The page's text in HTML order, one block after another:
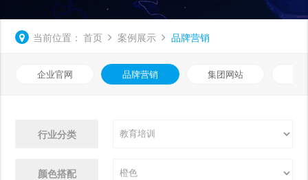
当前位置： 首页 案例展示 品牌营销
企业官网 品牌营销 集团网站
行业分类
颜色搭配